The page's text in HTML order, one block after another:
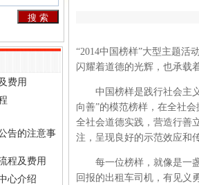
费用
告的注意事
程及费用
心介绍
“2014中国榜样”大型主题活
闪耀着道德的光辉，也承载
中国榜样是践行社会主义
向善”的模范榜样，在全社
全社会道德实践，营造行善
注，呈现良好的示范效应和
每一位榜样，就像是一盏
回报的出租车司机，有见义